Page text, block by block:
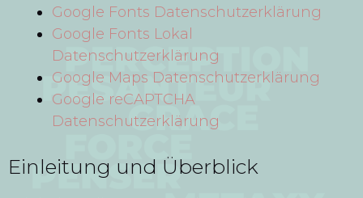
Google Fonts Datenschutzerklärung
Google Fonts Lokal
Datenschutzerklärung
Google Maps Datenschutzerklärung
Google reCAPTCHA
Datenschutzerklärung
Einleitung und Überblick